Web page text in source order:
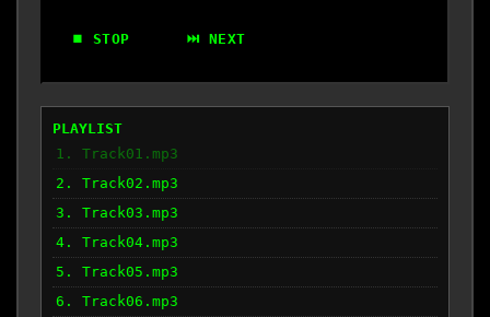
⏹ STOP ⏭ NEXT
PLAYLIST
1. Track01.mp3
2. Track02.mp3
3. Track03.mp3
4. Track04.mp3
5. Track05.mp3
6. Track06.mp3